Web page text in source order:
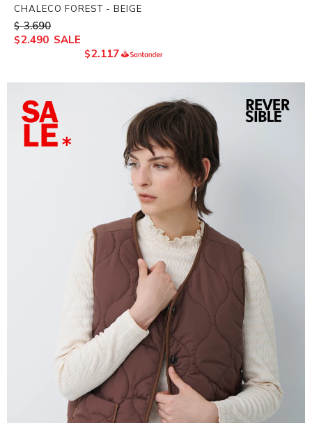
CHALECO FOREST - BEIGE
$ 3.690
$2.490
$2.117